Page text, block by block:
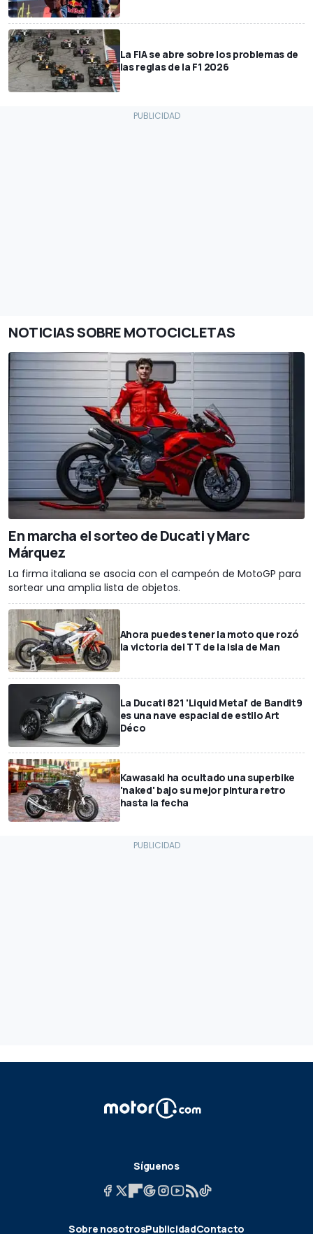
La FIA se abre sobre los problemas de
las reglas de la F1 2026
NOTICIAS SOBRE MOTOCICLETAS
En marcha el sorteo de Ducati y Marc
Márquez
La firma italiana se asocia con el campeón de MotoGP para
sortear una amplia lista de objetos.
Ahora puedes tener la moto que rozó
la victoria del TT de la Isla de Man
La Ducati 821 'Liquid Metal' de Bandit9
es una nave espacial de estilo Art
Déco
Kawasaki ha ocultado una superbike
'naked' bajo su mejor pintura retro
hasta la fecha
Síguenos
Sobre nosotrosPublicidadContacto